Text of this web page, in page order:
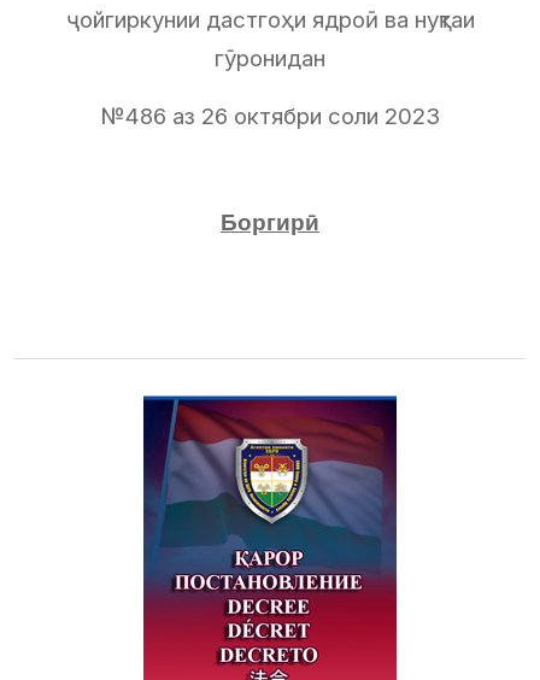
ҷойгиркунии дастгоҳи ядроӣ ва нуқтаи
гӯронидан
№486 аз 26 октябри соли 2023
Боргирӣ